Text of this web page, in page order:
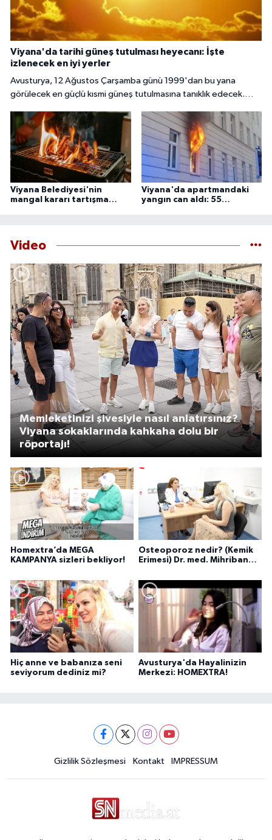
Viyana'da tarihi güneş tutulması heyecanı: İşte
izlenecek en iyi yerler
Avusturya, 12 Ağustos Çarşamba günü 1999'dan bu yana
görülecek en güçlü kısmi güneş tutulmasına tanıklık edecek.
85 ila 89'unun Ay tarafından örtüleceği bu nadir doğa olayını
izlemek için çeşitli noktalarda bir araya gelecek.
Viyana Belediyesi'nin
mangal kararı tartışma
Viyana'da apartmandaki
yangın can aldı: 55
Video
Homextra’da MEGA
KAMPANYA sizleri bekliyor!
Osteoporoz nedir? (Kemik
Erimesi) Dr. med. Mihriban
Memleketinizi şivesiyle nasıl anlatırsınız?
Viyana sokaklarında kahkaha dolu bir
röportajı!
Hiç anne ve babanıza seni
seviyorum dediniz mi?
Avusturya'da Hayalinizin
Merkezi: HOMEXTRA!
Gizlilik Sözleşmesi Kontakt IMPRESSUM